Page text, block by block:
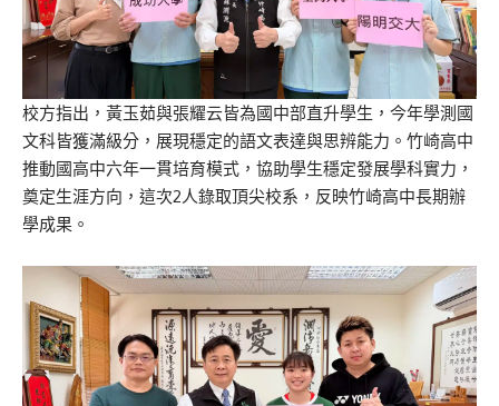
校方指出，黃玉茹與張耀云皆為國中部直升學生，今年學測國
文科皆獲滿級分，展現穩定的語文表達與思辨能力。竹崎高中
推動國高中六年一貫培育模式，協助學生穩定發展學科實力，
奠定生涯方向，這次2人錄取頂尖校系，反映竹崎高中長期辦
學成果。